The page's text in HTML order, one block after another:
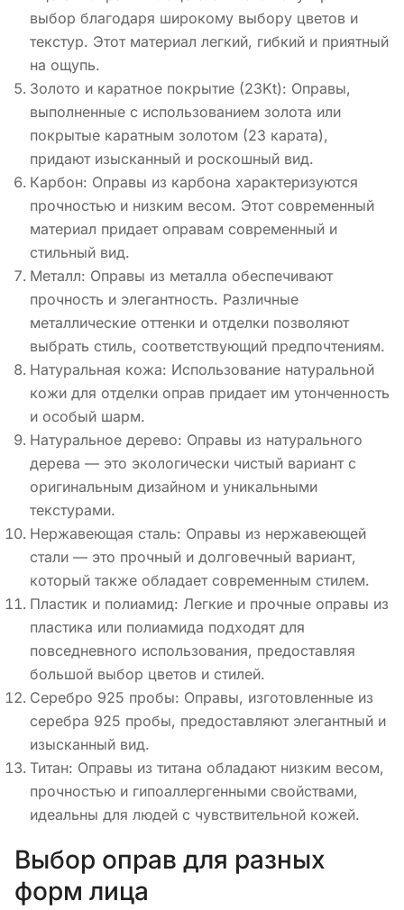
выбор благодаря широкому выбору цветов и
текстур. Этот материал легкий, гибкий и приятный
на ощупь.
Золото и каратное покрытие (23Kt): Оправы,
выполненные с использованием золота или
покрытые каратным золотом (23 карата),
придают изысканный и роскошный вид.
Карбон: Оправы из карбона характеризуются
прочностью и низким весом. Этот современный
материал придает оправам современный и
стильный вид.
Металл: Оправы из металла обеспечивают
прочность и элегантность. Различные
металлические оттенки и отделки позволяют
выбрать стиль, соответствующий предпочтениям.
Натуральная кожа: Использование натуральной
кожи для отделки оправ придает им утонченность
и особый шарм.
Натуральное дерево: Оправы из натурального
дерева — это экологически чистый вариант с
оригинальным дизайном и уникальными
текстурами.
Нержавеющая сталь: Оправы из нержавеющей
стали — это прочный и долговечный вариант,
который также обладает современным стилем.
Пластик и полиамид: Легкие и прочные оправы из
пластика или полиамида подходят для
повседневного использования, предоставляя
большой выбор цветов и стилей.
Серебро 925 пробы: Оправы, изготовленные из
серебра 925 пробы, предоставляют элегантный и
изысканный вид.
Титан: Оправы из титана обладают низким весом,
прочностью и гипоаллергенными свойствами,
идеальны для людей с чувствительной кожей.
Выбор оправ для разных
форм лица